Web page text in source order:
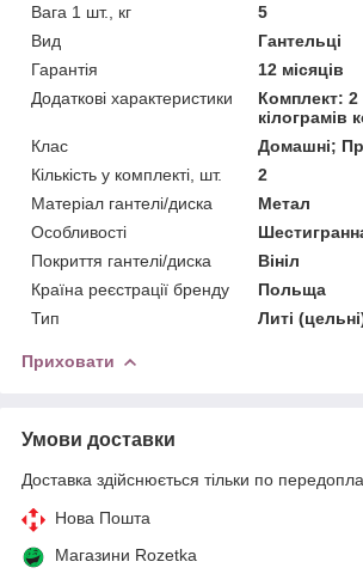
Вага 1 шт., кг
5
Вид
Гантельці
Гарантія
12 місяців
Додаткові характеристики
Комплект: 2
кілограмів
Клас
Домашні;
Кількість у комплекті, шт.
2
Матеріал гантелі/диска
Метал
Особливості
Покриття гантелі/диска
Вініл
Країна реєстрації бренду
Польща
Тип
Литі
Приховати
Умови доставки
Доставка здійснюється тільки по
Нова Пошта
Магазини Rozetka